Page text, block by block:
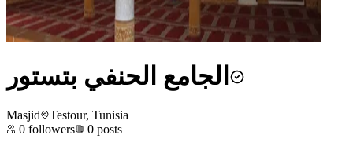
الجامع الحنفي بتستور
Masjid
Testour, Tunisia
0 followers 0 posts